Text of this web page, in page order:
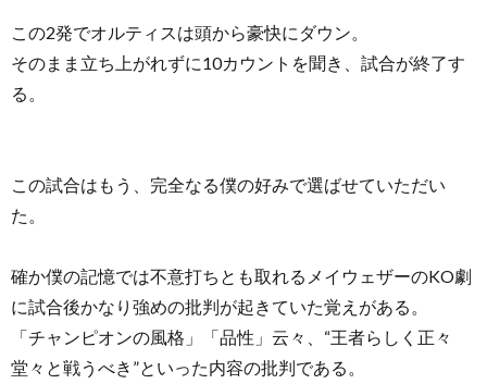
この2発でオルティスは頭から豪快にダウン。
そのまま立ち上がれずに10カウントを聞き、試合が終了す
る。
この試合はもう、完全なる僕の好みで選ばせていただい
た。
確か僕の記憶では不意打ちとも取れるメイウェザーのKO劇
に試合後かなり強めの批判が起きていた覚えがある。
「チャンピオンの風格」「品性」云々、“王者らしく正々
堂々と戦うべき”といった内容の批判である。